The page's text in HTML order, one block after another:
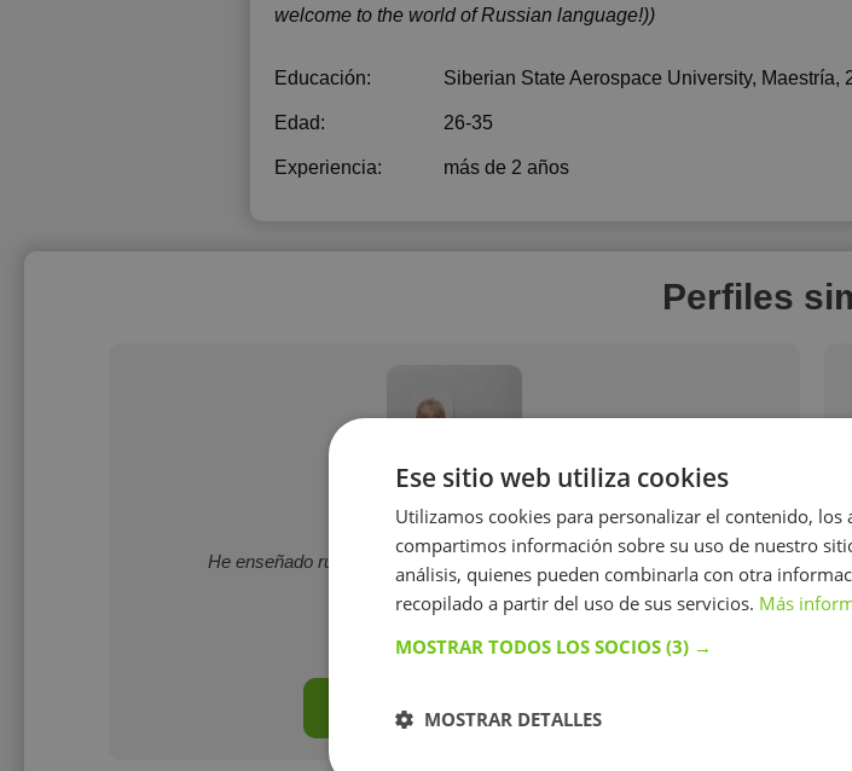
welcome to the world of Russian language!))
Educación: Siberian State Aerospace University, Maestría,
Edad: 26-35
Experiencia: más de 2 años
Perfiles
Iryna Opanasenko
He enseñado ruso por más de 20 años. Es mi lengua materna.
10 €/h
Mostrar perfil
Ese sitio web utiliza cookies
Utilizamos cookies para personalizar el contenido,
compartimos información sobre su uso de nuestro
análisis, quienes pueden combinarla con otra
recopilado a partir del uso de sus servicios. Más
MOSTRAR TODOS LOS SOCIOS (3) →
MOSTRAR DETALLES